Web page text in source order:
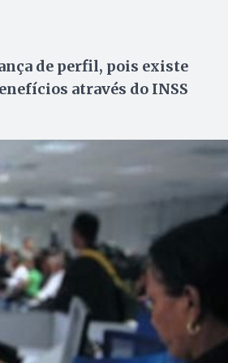
de perfil, pois existe
através do INSS